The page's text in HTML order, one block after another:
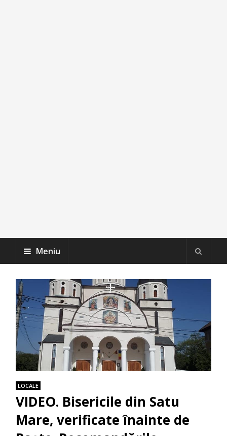
Meniu
LOCALE
VIDEO. Bisericile din Satu
Mare, verificate înainte de